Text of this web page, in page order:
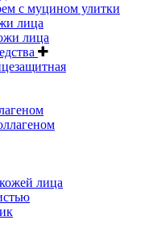
с муцином улитки
лица
лица
лица